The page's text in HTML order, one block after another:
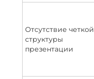
Отсутствие четкой
структуры
презентации